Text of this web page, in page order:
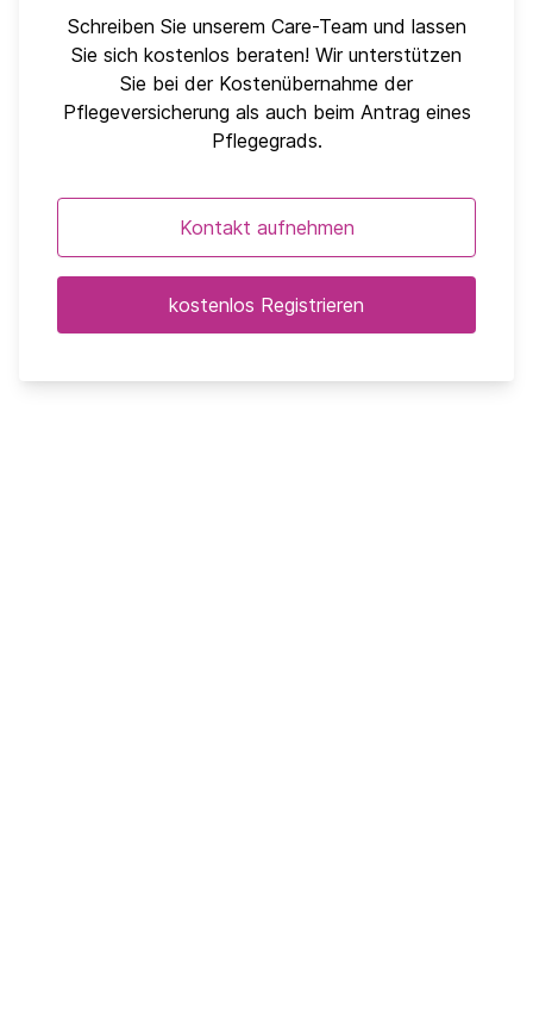
Schreiben Sie unserem Care-Team und lassen
Sie sich kostenlos beraten! Wir unterstützen
Sie bei der Kostenübernahme der
Pflegeversicherung als auch beim Antrag eines
Pflegegrads.
Kontakt aufnehmen
kostenlos Registrieren